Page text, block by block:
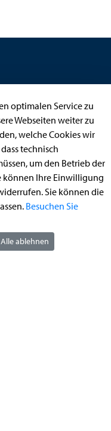
optimalen Service zu
Webseiten weiter zu
welche Cookies wir
technisch
um den Betrieb der
können Ihre Einwilligung
Sie können die
Besuchen Sie
Alle ablehnen